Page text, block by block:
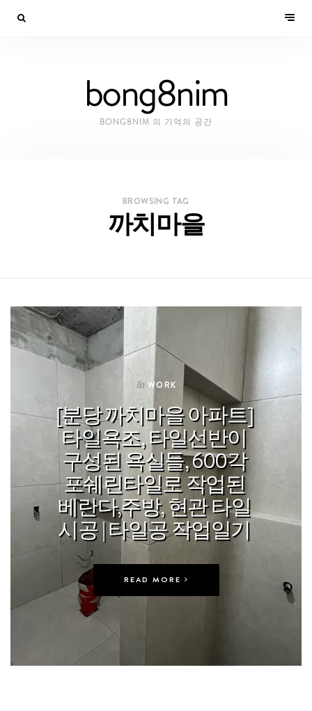
bong8nim
BONG8NIM 의 기억의 공간
BROWSING TAG
까치마을
In WORK
[분당 까치마을 아파트]
타일욕조, 타일선반이
구성된 욕실들, 600각
포쉐린타일로 작업된
베란다,주방, 현관 타일
시공 | 타일공 작업일기
READ MORE